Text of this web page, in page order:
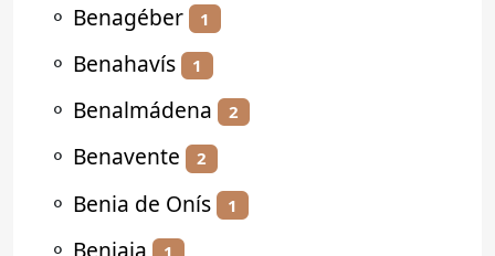
⚬ Benagéber 1
⚬ Benahavís 1
⚬ Benalmádena 2
⚬ Benavente 2
⚬ Benia de Onís 1
⚬ Beniaia 1